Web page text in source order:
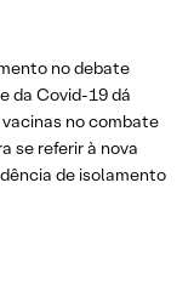
no debate
da Covid-19 dá
no combate
se referir à nova
de isolamento